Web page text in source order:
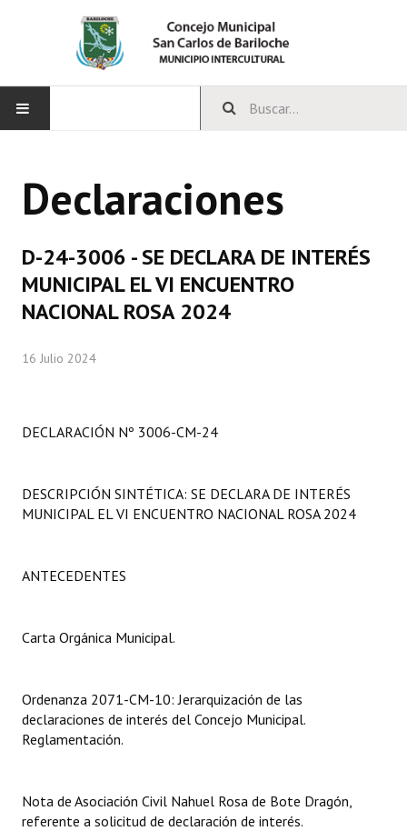
CONCEJO
Integrantes del Concejo
Comisiones Permanentes
Comisiones Especiales
Programas
Constitución Nacional
Carta Orgánica 2007
Organigrama
DOCUMENTOS
Proyectos Presentados
Declaraciones
D-24-3006 - SE DECLARA DE INTERÉS
MUNICIPAL EL VI ENCUENTRO
NACIONAL ROSA 2024
16 Julio 2024
DECLARACIÓN Nº 3006-CM-24
DESCRIPCIÓN SINTÉTICA: SE DECLARA DE INTERÉS
MUNICIPAL EL VI ENCUENTRO NACIONAL ROSA 2024
ANTECEDENTES
Carta Orgánica Municipal.
Ordenanza 2071-CM-10: Jerarquización de las
declaraciones de interés del Concejo Municipal.
Reglamentación.
Nota de Asociación Civil Nahuel Rosa de Bote Dragón,
referente a solicitud de declaración de interés.